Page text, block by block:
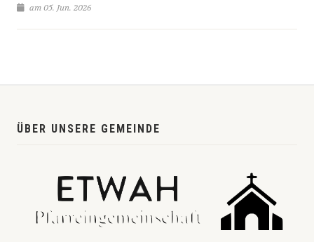
am 05. Jun. 2026
ÜBER UNSERE GEMEINDE